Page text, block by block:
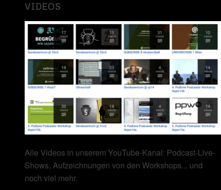
VIDEOS
Alle Videos in unserem YouTube-Kanal: Podcast-Live-
Shows, Aufzeichnungen von den Workshops... und
noch viel mehr.